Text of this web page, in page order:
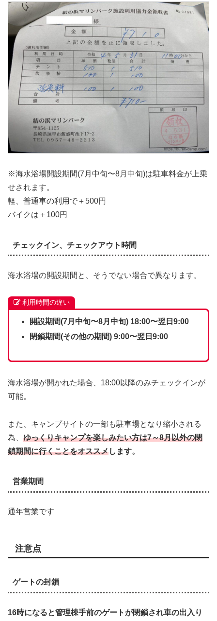
※海水浴場開設期間(7月中旬〜8月中旬)は駐車料金が上乗
せされます。
軽、普通車の利用で＋500円
バイクは＋100円
チェックイン、チェックアウト時間
海水浴場の開設期間と、そうでない場合で異なります。
利用時間の違い
開設期間(7月中旬〜8月中旬) 18:00〜翌日9:00
閉鎖期間(その他の期間) 9:00〜翌日9:00
海水浴場が開かれた場合、18:00以降のみチェックインが
可能。
また、キャンプサイトの一部も駐車場となり縮小される
為、 ゆっくりキャンプを楽しみたい方は7～8月以外の閉
鎖期間に行くことをオススメします。
営業期間
通年営業です
注意点
ゲートの封鎖
16時になると管理棟手前のゲートが閉鎖され車の出入り